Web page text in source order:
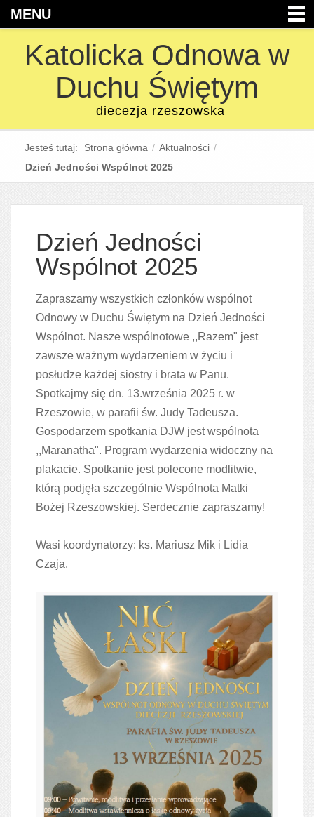
MENU
Katolicka Odnowa w
Duchu Świętym
diecezja rzeszowska
Jesteś tutaj: Strona główna / Aktualności /
Dzień Jedności Wspólnot 2025
Dzień Jedności
Wspólnot 2025
Zapraszamy wszystkich członków wspólnot
Odnowy w Duchu Świętym na Dzień Jedności
Wspólnot. Nasze wspólnotowe ,,Razem" jest
zawsze ważnym wydarzeniem w życiu i
posłudze każdej siostry i brata w Panu.
Spotkajmy się dn. 13.września 2025 r. w
Rzeszowie, w parafii św. Judy Tadeusza.
Gospodarzem spotkania DJW jest wspólnota
,,Maranatha". Program wydarzenia widoczny na
plakacie. Spotkanie jest polecone modlitwie,
którą podjęła szczególnie Wspólnota Matki
Bożej Rzeszowskiej. Serdecznie zapraszamy!
Wasi koordynatorzy: ks. Mariusz Mik i Lidia
Czaja.